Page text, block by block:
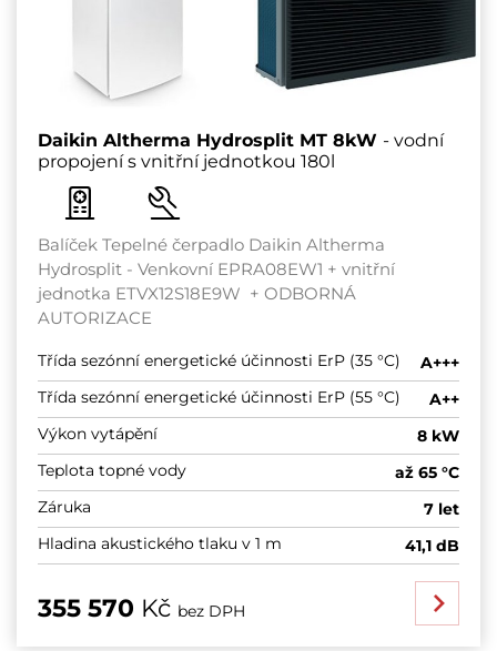
Daikin Altherma Hydrosplit MT 8kW - vodní
propojení s vnitřní jednotkou 180l
Balíček Tepelné čerpadlo Daikin Altherma
Hydrosplit - Venkovní EPRA08EW1 + vnitřní
jednotka ETVX12S18E9W + ODBORNÁ
AUTORIZACE
Třída sezónní energetické účinnosti ErP (35 °C)
A+++
Třída sezónní energetické účinnosti ErP (55 °C)
A++
Výkon vytápění
8 kW
Teplota topné vody
až 65 °C
Záruka
7 let
Hladina akustického tlaku v 1 m
41,1 dB
355 570 Kč bez DPH